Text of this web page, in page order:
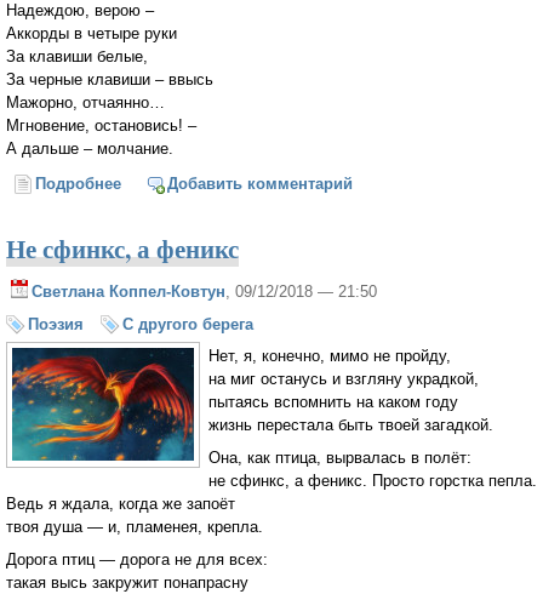
Надеждою, верою –
Аккорды в четыре руки
За клавиши белые,
За черные клавиши – ввысь
Мажорно, отчаянно…
Мгновение, остановись! –
А дальше – молчание.
Подробнее о Была ли души темнота до боли изучена
Добавить комментарий
Не сфинкс, а феникс
Светлана Коппел-Ковтун , 09/12/2018 — 21:50
Поэзия
С другого берега
Нет, я, конечно, мимо не пройду,
на миг останусь и взгляну украдкой,
пытаясь вспомнить на каком году
жизнь перестала быть твоей загадкой.
Она, как птица, вырвалась в полёт:
не сфинкс, а феникс. Просто горстка пепла.
Ведь я ждала, когда же запоёт
твоя душа — и, пламенея, крепла.
Дорога птиц — дорога не для всех:
такая высь закружит понапрасну